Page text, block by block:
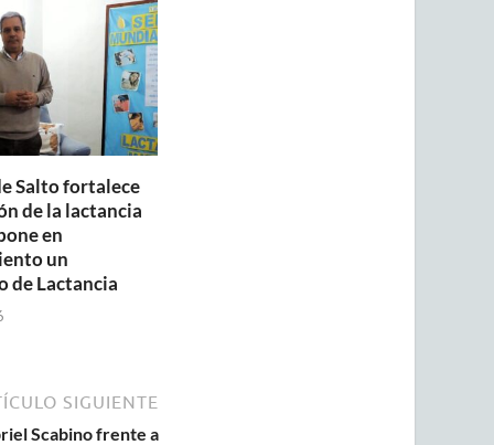
Salto fortalece
de la lactancia
en
un
de Lactancia
SIGUIENTE
Scabino frente a